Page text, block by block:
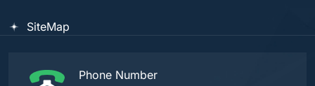
SiteMap
Phone Number